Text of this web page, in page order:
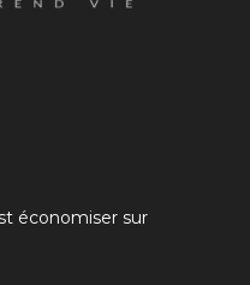
économiser sur